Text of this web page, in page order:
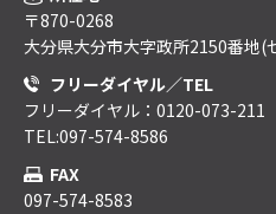
〒870-0268
大分県大分市大字政所2150番地(
フリーダイヤル／TEL
フリーダイヤル：0120-073-211
TEL:097-574-8586
FAX
097-574-8583